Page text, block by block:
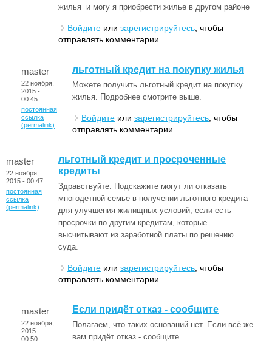
жилья и могу я приобрести жилье в другом районе
Войдите или зарегистрируйтесь , чтобы
отправлять комментарии
master
22 ноября,
2015 -
00:45
постоянная
ссылка
(permalink)
льготный кредит на покупку жилья
Можете получить льготный кредит на покупку
жилья. Подробнее смотрите выше.
Войдите или зарегистрируйтесь , чтобы
отправлять комментарии
master
22 ноября,
2015 - 00:47
постоянная
ссылка
(permalink)
льготный кредит и просроченные
кредиты
Здравствуйте. Подскажите могут ли отказать
многодетной семье в получении льготного кредита
для улучшения жилищных условий, если есть
просрочки по другим кредитам, которые
высчитывают из заработной платы по решению
суда.
Войдите или зарегистрируйтесь , чтобы
отправлять комментарии
master
22 ноября,
2015 -
00:50
Если придёт отказ - сообщите
Полагаем, что таких оснований нет. Если всё же
вам придёт отказ - сообщите.